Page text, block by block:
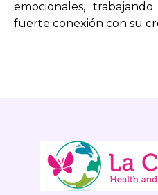
emocionales,
fuerte conexión con su